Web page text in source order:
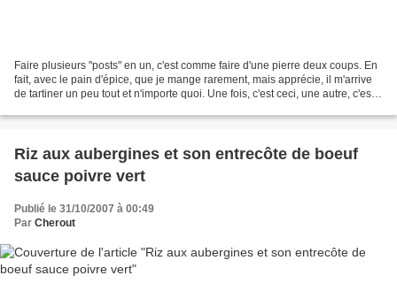
Faire plusieurs "posts" en un, c'est comme faire d'une pierre deux coups. En
fait, avec le pain d'épice, que je mange rarement, mais apprécie, il m'arrive
de tartiner un peu tout et n'importe quoi. Une fois, c'est ceci, une autre, c'est
Riz aux aubergines et son entrecôte de boeuf
sauce poivre vert
Publié le 31/10/2007 à 00:49
Par Cherout